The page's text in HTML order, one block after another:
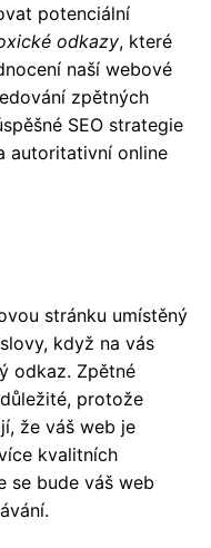
potenciální
odkazy, které
naší webové
zpětných
SEO strategie
autoritativní online
stránku umístěný
když na vás
odkaz. Zpětné
protože
že váš web je
kvalitních
se bude váš web